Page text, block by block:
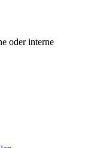
oder interne